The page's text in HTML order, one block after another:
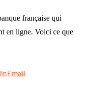
française qui
en ligne. Voici ce que
Email